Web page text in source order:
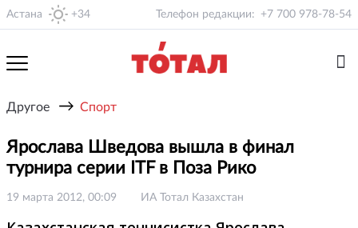
Астана +34 Телефон редакции: +7 700 978-78-54
Другое → Спорт
Ярослава Шведова вышла в финал
турнира серии ITF в Поза Рико
19 марта 2012, 00:09 ИА Тотал Казахстан